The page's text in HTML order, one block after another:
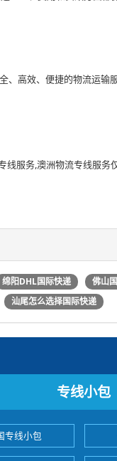
、高效、便捷的物流运输
线服务,澳洲物流专线服务
绵阳DHL国际快递 佛山
汕尾怎么选择国际快递
专线小包
专线小包